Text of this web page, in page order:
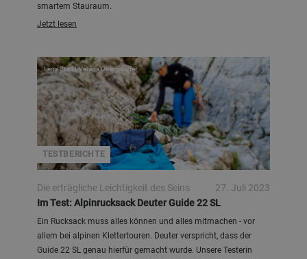
smartem Stauraum.
Jetzt lesen
TESTBERICHTE
Lena Starkl, Verena Oberndorfer
Die erträgliche Leichtigkeit des Seins
27. Juli 2023
Im Test: Alpinrucksack Deuter Guide 22 SL
Ein Rucksack muss alles können und alles mitmachen - vor
allem bei alpinen Klettertouren. Deuter verspricht, dass der
Guide 22 SL genau hierfür gemacht wurde. Unsere Testerin